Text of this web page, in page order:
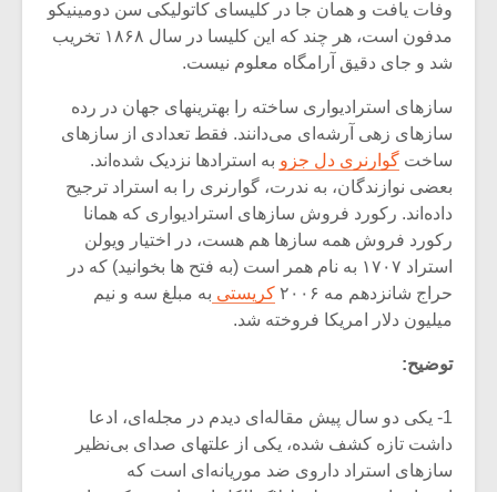
وفات یافت و همان جا در کلیسای کاتولیکی سن دومینیکو
مدفون است، هر چند که این کلیسا در سال ۱۸۶۸ تخریب
شد و جای دقیق آرامگاه معلوم نیست.
سازهای استرادیواری ساخته را بهترینهای جهان در رده
سازهای زهی آرشه‌ای می‌دانند. فقط تعدادی از سازهای
ساخت گوارنری دل جزو به استرادها نزدیک شده‌اند.
بعضی نوازندگان، به ندرت، گوارنری را به استراد ترجیح
داده‌اند. رکورد فروش سازهای استرادیواری که همانا
رکورد فروش همه سازها هم هست، در اختیار ویولن
استراد ۱۷۰۷ به نام همر است (به فتح ها بخوانید) که در
حراج شانزدهم مه ۲۰۰۶
کریستی به مبلغ سه و نیم
میلیون دلار امریکا فروخته شد.
توضیح:
1- یکی دو سال پیش مقاله‌ای دیدم در مجله‌ای، ادعا
داشت تازه کشف شده، یکی از علتهای صدای بی‌نظیر
سازهای استراد داروی ضد موریانه‌ای است که